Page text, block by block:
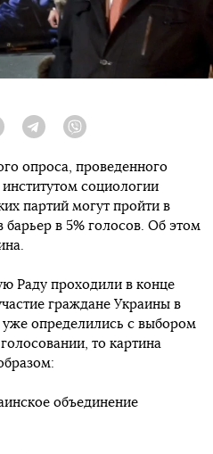
Twitter Telegram
опроса, проведенного
социологии
партий могут пройти в
в 5% голосов. Об этом
Раду проходили в конце
граждане Украины в
уже определились с выбором
то картина
объединение